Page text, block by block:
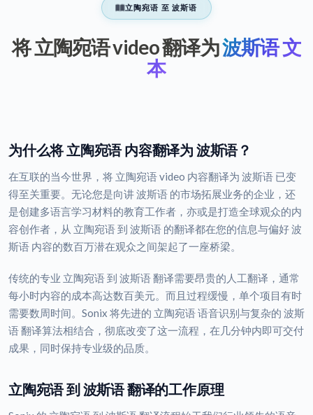
立陶宛语 至 波斯语
将 立陶宛语 video 翻译为波斯语 文
本
为什么将 立陶宛语 内容翻译为 波斯语？
在互联的当今世界，将 立陶宛语 video 内容翻译为 波斯语 已变
得至关重要。无论您是向讲 波斯语 的市场拓展业务的企业，还
是创建多语言学习材料的教育工作者，亦或是打造全球观众的内
容创作者，从 立陶宛语 到 波斯语 的翻译都在您的信息与偏好 波
斯语 内容的数百万潜在观众之间架起了一座桥梁。
传统的专业 立陶宛语 到 波斯语 翻译需要昂贵的人工翻译，通常
每小时内容的成本高达数百美元。而且过程缓慢，单个项目有时
需要数周时间。Sonix 将先进的 立陶宛语 语音识别与复杂的 波斯
语 翻译算法相结合，彻底改变了这一流程，在几分钟内即可交付
成果，同时保持专业级的品质。
立陶宛语 到 波斯语 翻译的工作原理